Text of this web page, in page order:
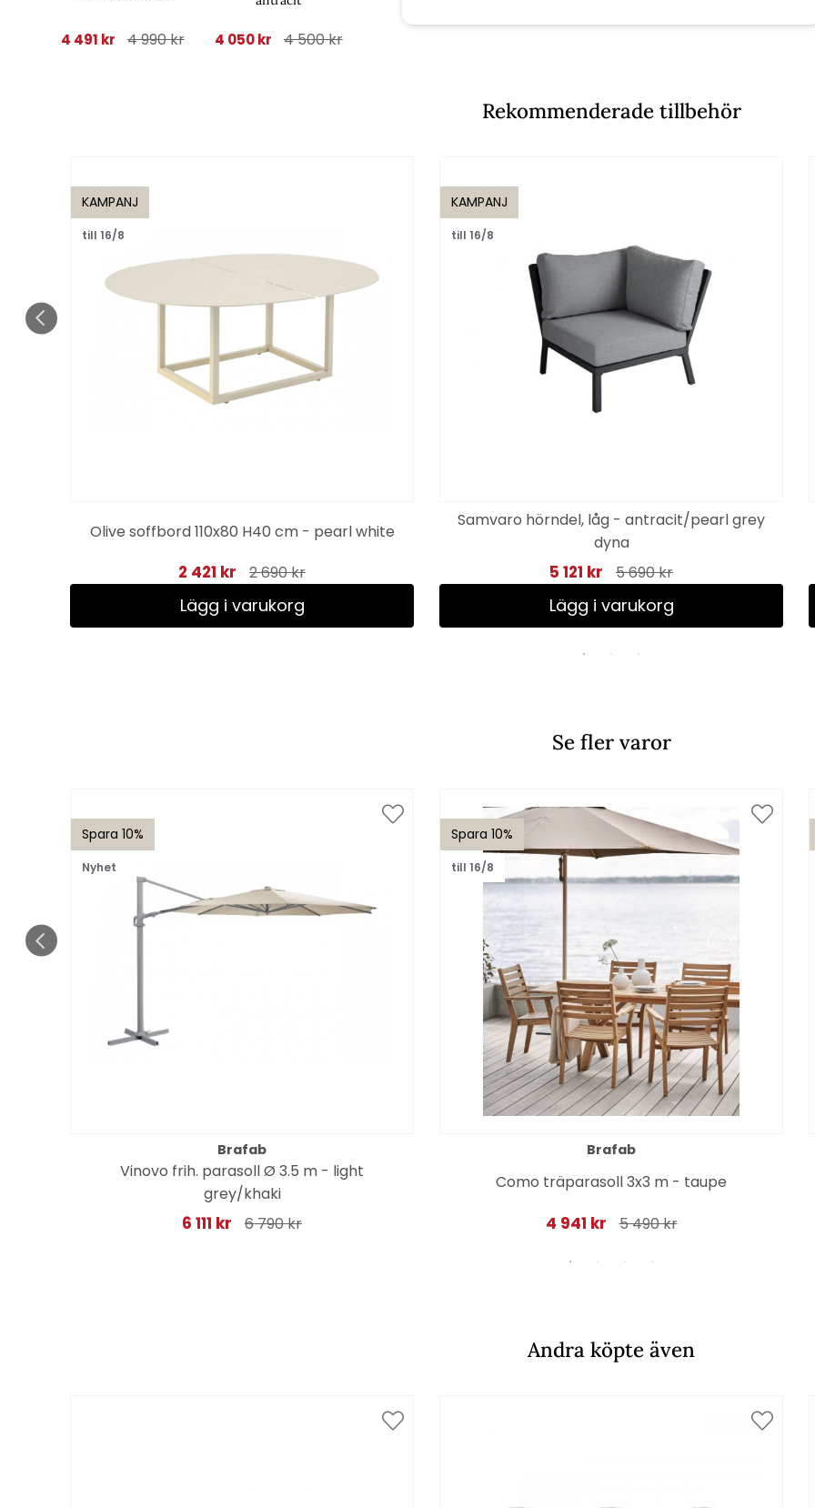
4 491 kr 4 990 kr 4 050 kr 4 500 kr
Rekommenderade tillbehör
KAMPANJ
till 16/8
Olive soffbord 110x80 H40 cm - pearl white
2 421 kr 2 690 kr
Lägg i varukorg
KAMPANJ
till 16/8
Samvaro hörndel, låg - antracit/pearl grey
dyna
5 121 kr 5 690 kr
Lägg i varukorg
Se fler varor
Spara 10%
Nyhet
Brafab
Vinovo frih. parasoll Ø 3.5 m - light
grey/khaki
6 111 kr 6 790 kr
Spara 10%
till 16/8
Brafab
Como träparasoll 3x3 m - taupe
4 941 kr 5 490 kr
Andra köpte även